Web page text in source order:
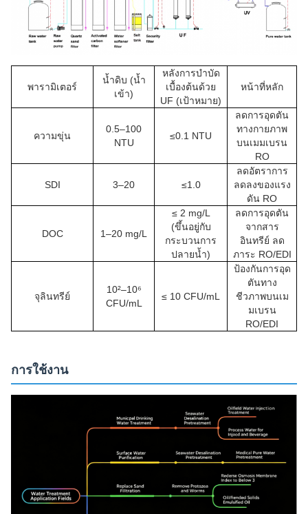
พารามิเตอร์
น้ำดิบ (น้ำ
เข้า)
หลังการบำบัด
เบื้องต้นด้วย
UF (เป้าหมาย)
หน้าที่หลัก
ความขุ่น
0.5–100
NTU
≤0.1 NTU
ลดการอุดตัน
ทางกายภาพ
บนเมมเบรน
RO
SDI 3–20 ≤1.0
ลดอัตราการ
ลดลงของแรง
ดัน RO
DOC 1–20 mg/L
≤ 2 mg/L
(ขึ้นอยู่กับ
กระบวนการ
ปลายน้ำ)
ลดการอุดตัน
จากสาร
อินทรีย์ ลด
ภาระ RO/EDI
จุลินทรีย์
10²–10⁶
CFU/mL
≤ 10 CFU/mL
ป้องกันการอุด
ตันทาง
ชีวภาพบนเม
มเบรน
RO/EDI
การใช้งาน